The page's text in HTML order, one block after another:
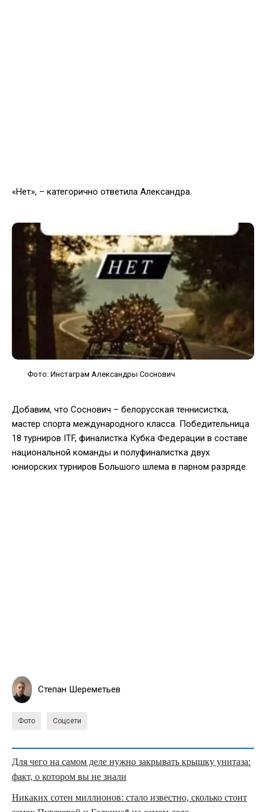
«Нет», – категорично ответила Александра.
Фото: Инстаграм Александры Соснович
Добавим, что Соснович – белорусская теннисистка,
мастер спорта международного класса. Победительница
18 турниров ITF, финалистка Кубка Федерации в составе
национальной команды и полуфиналистка двух
юниорских турниров Большого шлема в парном разряде.
Степан Шереметьев
Фото Соцсети
Для чего на самом деле нужно закрывать крышку унитаза:
факт, о котором вы не знали
Никаких сотен миллионов: стало известно, сколько стоит